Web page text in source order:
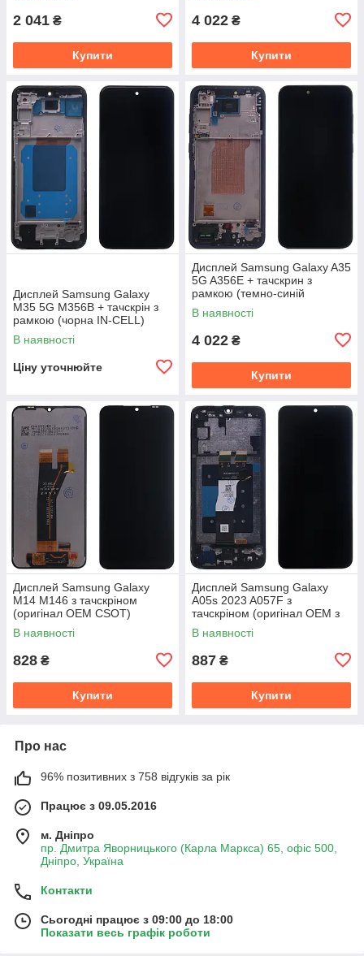
2 041 ₴
Купити
4 022 ₴
Купити
Дисплей Samsung Galaxy
M35 5G M356B + тачскрін з
рамкою (чорна IN-CELL)
В наявності
Ціну уточнюйте
Дисплей Samsung Galaxy A35
5G A356E + тачскрин з
рамкою (темно-синій
оригінал OEM SP)
В наявності
4 022 ₴
Купити
Дисплей Samsung Galaxy
M14 M146 з тачскріном
(оригінал OEM CSOT)
В наявності
828 ₴
Купити
Дисплей Samsung Galaxy
A05s 2023 A057F з
тачскріном (оригінал OEM з
рамкою)
В наявності
887 ₴
Купити
Про нас
96% позитивних з 758 відгуків за рік
Працює з 09.05.2016
м. Дніпро
пр. Дмитра Яворницького (Карла Маркса) 65, офіс 500,
Дніпро, Україна
Контакти
Сьогодні працює з 09:00 до 18:00
Показати весь графік роботи